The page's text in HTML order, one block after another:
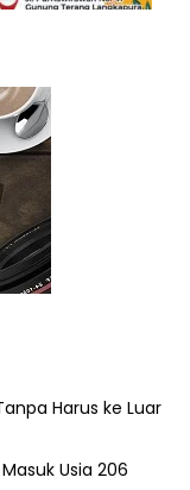
Harus ke Luar
Usia 206